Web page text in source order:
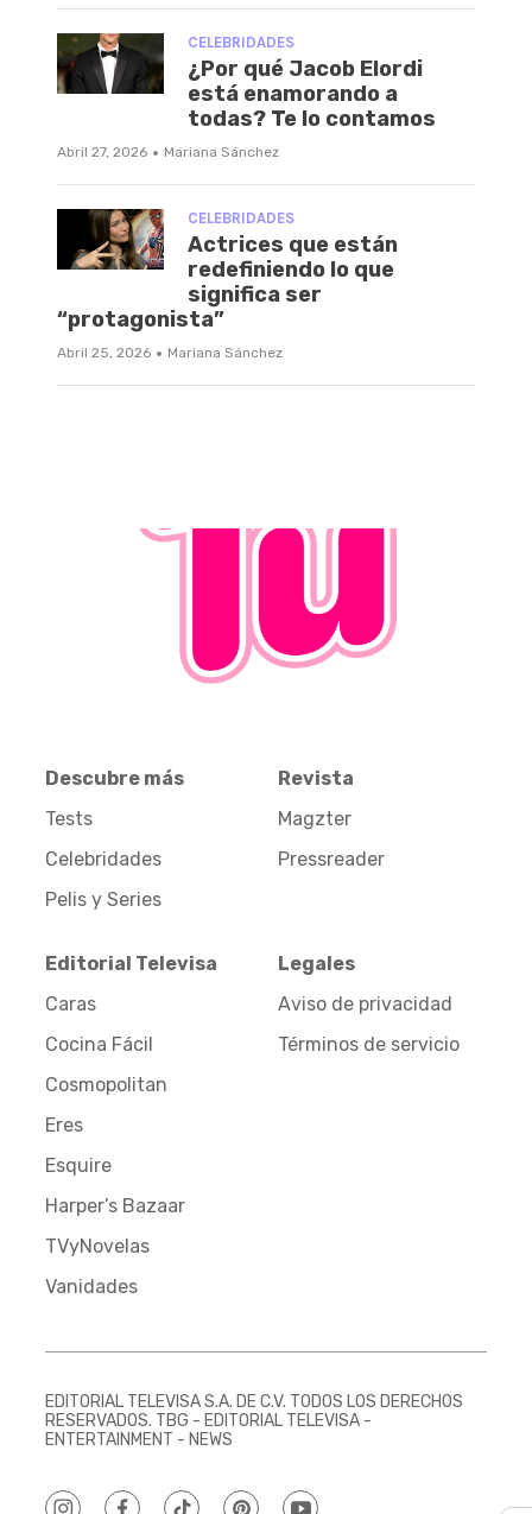
CELEBRIDADES
¿Por qué Jacob Elordi
está enamorando a
todas? Te lo contamos
Abril 27, 2026 · Mariana Sánchez
CELEBRIDADES
Actrices que están
redefiniendo lo que
significa ser
“protagonista”
Abril 25, 2026 · Mariana Sánchez
Descubre más
Tests
Celebridades
Pelis y Series
Revista
Magzter
Pressreader
Editorial Televisa
Caras
Cocina Fácil
Cosmopolitan
Eres
Esquire
Harper’s Bazaar
TVyNovelas
Vanidades
Legales
Aviso de privacidad
Términos de servicio
EDITORIAL TELEVISA S.A. DE C.V. TODOS LOS DERECHOS
RESERVADOS. TBG - EDITORIAL TELEVISA -
ENTERTAINMENT - NEWS